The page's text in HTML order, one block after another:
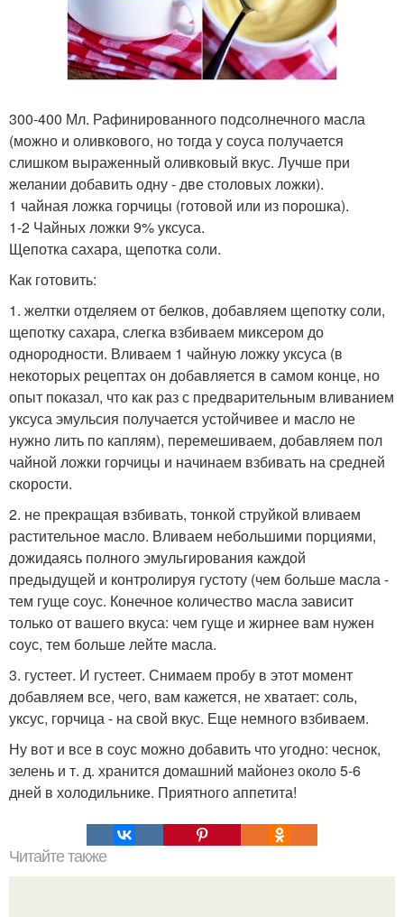
300-400 Мл. Рафинированного подсолнечного масла
(можно и оливкового, но тогда у соуса получается
слишком выраженный оливковый вкус. Лучше при
желании добавить одну - две столовых ложки).
1 чайная ложка горчицы (готовой или из порошка).
1-2 Чайных ложки 9% уксуса.
Щепотка сахара, щепотка соли.
Как готовить:
1. желтки отделяем от белков, добавляем щепотку соли,
щепотку сахара, слегка взбиваем миксером до
однородности. Вливаем 1 чайную ложку уксуса (в
некоторых рецептах он добавляется в самом конце, но
опыт показал, что как раз с предварительным вливанием
уксуса эмульсия получается устойчивее и масло не
нужно лить по каплям), перемешиваем, добавляем пол
чайной ложки горчицы и начинаем взбивать на средней
скорости.
2. не прекращая взбивать, тонкой струйкой вливаем
растительное масло. Вливаем небольшими порциями,
дожидаясь полного эмульгирования каждой
предыдущей и контролируя густоту (чем больше масла -
тем гуще соус. Конечное количество масла зависит
только от вашего вкуса: чем гуще и жирнее вам нужен
соус, тем больше лейте масла.
3. густеет. И густеет. Снимаем пробу в этот момент
добавляем все, чего, вам кажется, не хватает: соль,
уксус, горчица - на свой вкус. Еще немного взбиваем.
Ну вот и все в соус можно добавить что угодно: чеснок,
зелень и т. д. хранится домашний майонез около 5-6
дней в холодильнике. Приятного аппетита!
Читайте также